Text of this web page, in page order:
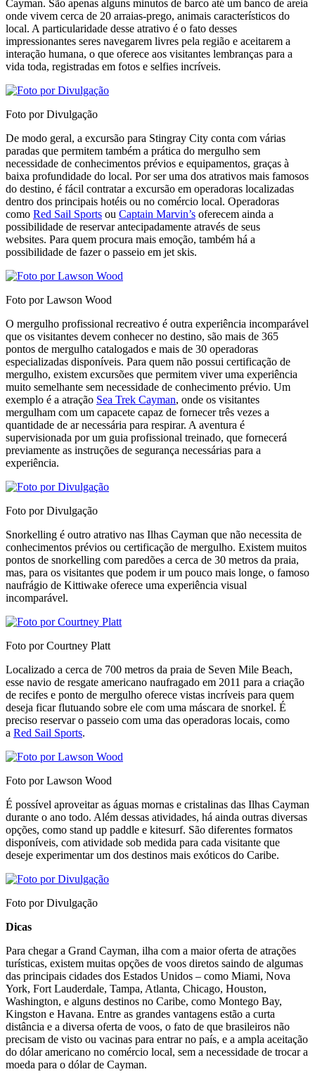
Cayman. São apenas alguns minutos de barco até um banco de areia
onde vivem cerca de 20 arraias-prego, animais característicos do
local. A particularidade desse atrativo é o fato desses
impressionantes seres navegarem livres pela região e aceitarem a
interação humana, o que oferece aos visitantes lembranças para a
vida toda, registradas em fotos e selfies incríveis.
Foto por Divulgação
De modo geral, a excursão para Stingray City conta com várias
paradas que permitem também a prática do mergulho sem
necessidade de conhecimentos prévios e equipamentos, graças à
baixa profundidade do local. Por ser uma dos atrativos mais famosos
do destino, é fácil contratar a excursão em operadoras localizadas
dentro dos principais hotéis ou no comércio local. Operadoras
como Red Sail Sports ou Captain Marvin’s oferecem ainda a
possibilidade de reservar antecipadamente através de seus
websites. Para quem procura mais emoção, também há a
possibilidade de fazer o passeio em jet skis.
Foto por Lawson Wood
O mergulho profissional recreativo é outra experiência incomparável
que os visitantes devem conhecer no destino, são mais de 365
pontos de mergulho catalogados e mais de 30 operadoras
especializadas disponíveis. Para quem não possui certificação de
mergulho, existem excursões que permitem viver uma experiência
muito semelhante sem necessidade de conhecimento prévio. Um
exemplo é a atração Sea Trek Cayman, onde os visitantes
mergulham com um capacete capaz de fornecer três vezes a
quantidade de ar necessária para respirar. A aventura é
supervisionada por um guia profissional treinado, que fornecerá
previamente as instruções de segurança necessárias para a
experiência.
Foto por Divulgação
Snorkelling é outro atrativo nas Ilhas Cayman que não necessita de
conhecimentos prévios ou certificação de mergulho. Existem muitos
pontos de snorkelling com paredões a cerca de 30 metros da praia,
mas, para os visitantes que podem ir um pouco mais longe, o famoso
naufrágio de Kittiwake oferece uma experiência visual
incomparável.
Foto por Courtney Platt
Localizado a cerca de 700 metros da praia de Seven Mile Beach,
esse navio de resgate americano naufragado em 2011 para a criação
de recifes e ponto de mergulho oferece vistas incríveis para quem
deseja ficar flutuando sobre ele com uma máscara de snorkel. É
preciso reservar o passeio com uma das operadoras locais, como
a Red Sail Sports.
Foto por Lawson Wood
É possível aproveitar as águas mornas e cristalinas das Ilhas Cayman
durante o ano todo. Além dessas atividades, há ainda outras diversas
opções, como stand up paddle e kitesurf. São diferentes formatos
disponíveis, com atividade sob medida para cada visitante que
deseje experimentar um dos destinos mais exóticos do Caribe.
Foto por Divulgação
Dicas
Para chegar a Grand Cayman, ilha com a maior oferta de atrações
turísticas, existem muitas opções de voos diretos saindo de algumas
das principais cidades dos Estados Unidos – como Miami, Nova
York, Fort Lauderdale, Tampa, Atlanta, Chicago, Houston,
Washington, e alguns destinos no Caribe, como Montego Bay,
Kingston e Havana. Entre as grandes vantagens estão a curta
distância e a diversa oferta de voos, o fato de que brasileiros não
precisam de visto ou vacinas para entrar no país, e a ampla aceitação
do dólar americano no comércio local, sem a necessidade de trocar a
moeda para o dólar de Cayman.